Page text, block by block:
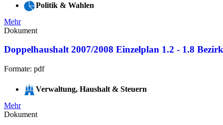
Politik & Wahlen
Mehr
Dokument
Doppelhaushalt 2007/2008 Einzelplan 1.2 - 1.8
Formate: pdf
Verwaltung, Haushalt & Steuern
Mehr
Dokument